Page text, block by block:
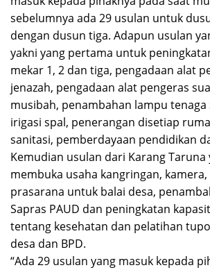
sebelumnya ada 29 usulan untuk
dengan dusun tiga. Adapun usulan
yakni yang pertama untuk
mekar 1, 2 dan tiga, pengadaan alat
jenazah, pengadaan alat pengeras
musibah, penambahan lampu tenaga
irigasi spal, penerangan disetiap
sanitasi, pemberdayaan pendidikan
Kemudian usulan dari Karang
membuka usaha kangringan,
prasarana untuk balai desa,
Sapras PAUD dan peningkatan
tentang kesehatan dan pelatihan
desa dan BPD.
“Ada 29 usulan yang masuk kepada